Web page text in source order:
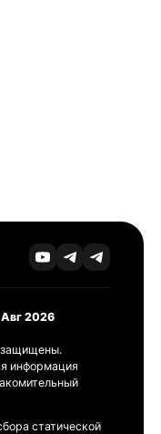
2026
защищены.
информация
статической